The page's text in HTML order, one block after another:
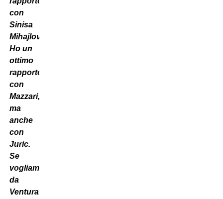
con
Sinisa
Mihajlovic.
Ho un
ottimo
rapporto
con
Mazzari,
ma
anche
con
Juric.
Se
vogliamo,
da
Ventura